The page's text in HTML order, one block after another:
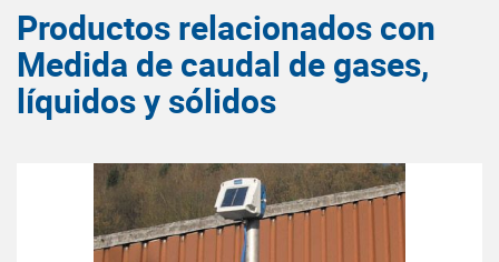
Productos relacionados con
Medida de caudal de gases,
líquidos y sólidos